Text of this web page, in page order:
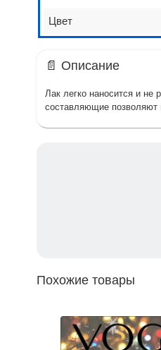
Цвет
📄 Описание
Лак легко наносится и не
составляющие позволяют
Похожие товары